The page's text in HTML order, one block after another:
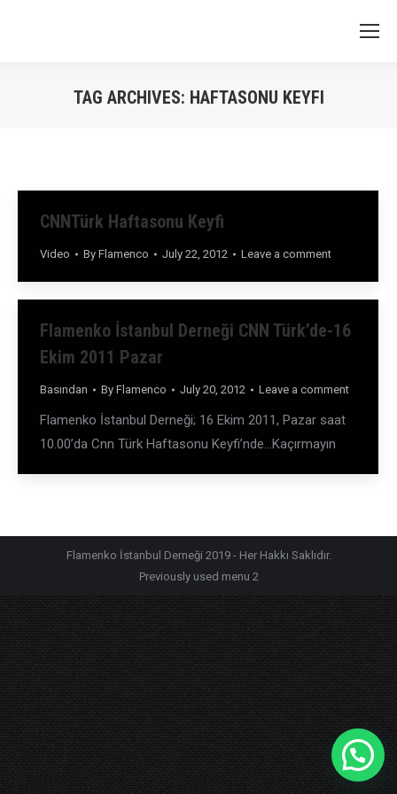
TAG ARCHIVES: HAFTASONU KEYFI
CNNTürk Haftasonu Keyfi
Video By Flamenco July 22, 2012 Leave a comment
Flamenko İstanbul Derneği CNN Türk’de-16
Ekim 2011 Pazar
Basından By Flamenco July 20, 2012 Leave a comment
Flamenko İstanbul Derneği; 16 Ekim 2011, Pazar saat
10.00’da Cnn Türk Haftasonu Keyfi’nde…Kaçırmayın
Flamenko İstanbul Derneği 2019 - Her Hakkı Saklıdır.
Previously used menu 2